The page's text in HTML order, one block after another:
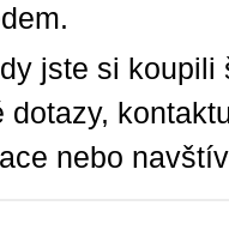
jste si
dotazy,
nebo